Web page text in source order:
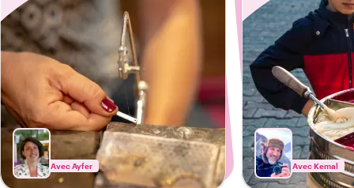
Avec Ayfer Avec Kemal